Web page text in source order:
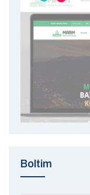
Boltim